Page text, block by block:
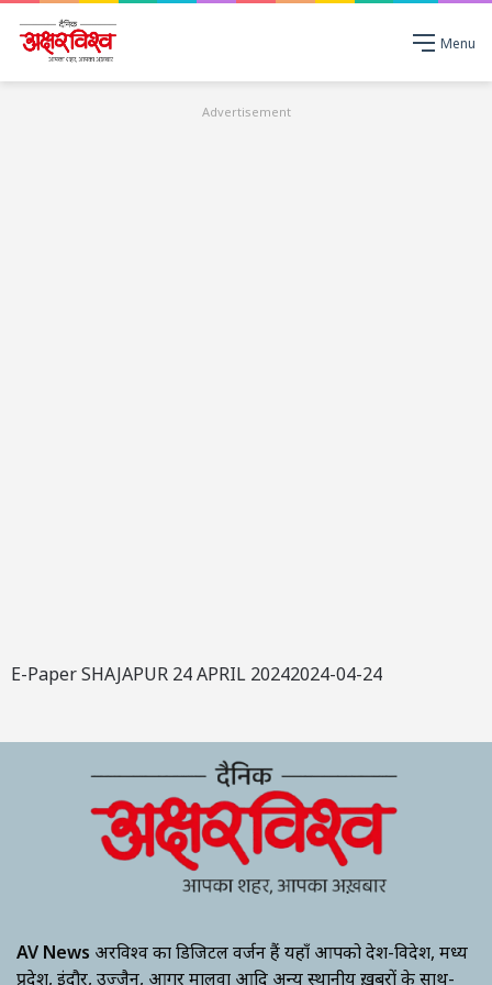
Menu
Advertisement
E-Paper SHAJAPUR 24 APRIL 20242024-04-24
AV News अक्षरविश्व का डिजिटल वर्जन हैं यहाँ आपको देश-विदेश, मध्य
प्रदेश, इंदौर, उज्जैन, आगर मालवा आदि अन्य स्थानीय ख़बरों के साथ-